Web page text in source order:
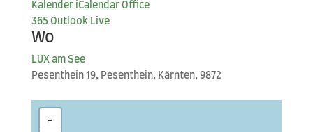
Kalender iCal­en­dar Office
365 Out­look Live
Wo
LUX am See
Pesen­thein 19, Pesen­thein, Kärn­ten, 9872
+